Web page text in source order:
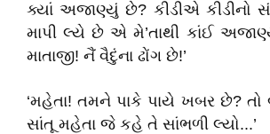
ક્યાં અજાણ્યું છે? કીડીએ કીડીનો
માપી લ્યે છે એ મે’તાથી કાંઈ
માતાજી! નૈં વૈદુંના ઢોંગ છે!’
‘મહેતા! તમને પાકે પાયે ખબર છે? તો
સાંતૂ મહેતા જે કહે તે સાંભળી લ્યો...’